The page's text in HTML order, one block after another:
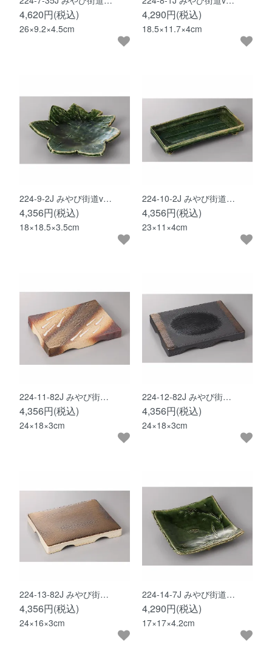
4,620円(税込)
26×9.2×4.5cm
4,290円(税込)
18.5×11.7×4cm
224-9-2J みやび街道v…
4,356円(税込)
18×18.5×3.5cm
224-10-2J みやび街道…
4,356円(税込)
23×11×4cm
224-11-82J みやび街…
4,356円(税込)
24×18×3cm
224-12-82J みやび街…
4,356円(税込)
24×18×3cm
224-13-82J みやび街…
4,356円(税込)
24×16×3cm
224-14-7J みやび街道…
4,290円(税込)
17×17×4.2cm